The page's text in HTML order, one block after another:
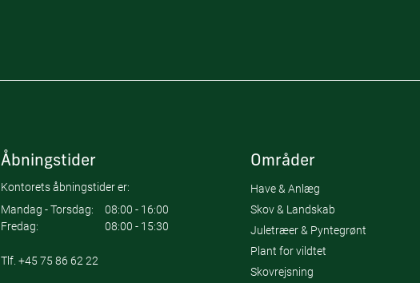
Åbningstider
Kontorets åbningstider er:
Mandag - Torsdag:
08:00 - 16:00
Fredag:
08:00 - 15:30
Tlf.+45 75 86 62 22
Områder
Have & Anlæg
Skov & Landskab
Juletræer & Pyntegrønt
Plant for vildtet
Skovrejsning